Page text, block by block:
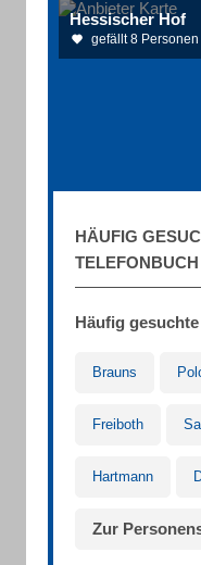
Hessischer Hof
gefällt 8 Personen
HÄUFIG
Häufig
Brauns
Freiboth
Hartmann
Zur